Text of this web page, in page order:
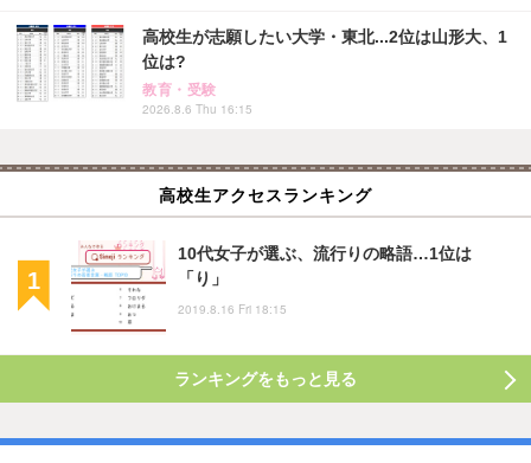
高校生が志願したい大学・東北...2位は山形大、1
位は?
教育・受験
2026.8.6 Thu 16:15
高校生アクセスランキング
10代女子が選ぶ、流行りの略語…1位は
「り」
2019.8.16 Fri 18:15
ランキングをもっと見る